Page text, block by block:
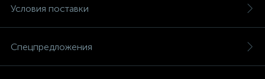
Условия поставки
Спецпредложения